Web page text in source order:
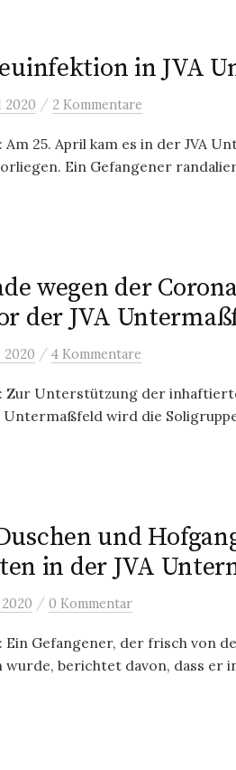
in JVA
2020 / 2 Kommentare
25. April kam es in der JVA
Ein Gefangener
wegen der
der JVA
2020 / 4 Kommentare
Zur Unterstützung der
wird die
und
in der JVA
/ 0 Kommentar
Ein Gefangener, der frisch von
berichtet davon, dass er